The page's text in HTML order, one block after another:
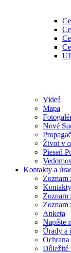
Videá
Mapa
Nové
Život v
Pieseň
Kontakty a
Zoznam
Zoznam
Zoznam
Anketa
Napíšte
Úrady a
Dôležité